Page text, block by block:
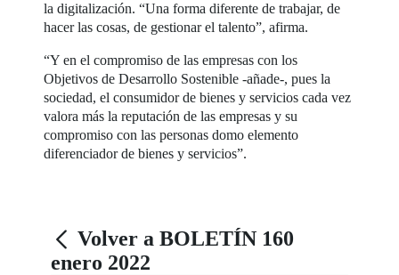
la digitalización. “Una forma diferente de trabajar, de
hacer las cosas, de gestionar el talento”, afirma.
“Y en el compromiso de las empresas con los
Objetivos de Desarrollo Sostenible -añade-, pues la
sociedad, el consumidor de bienes y servicios cada vez
valora más la reputación de las empresas y su
compromiso con las personas domo elemento
diferenciador de bienes y servicios”.
Volver a BOLETÍN 160
enero 2022